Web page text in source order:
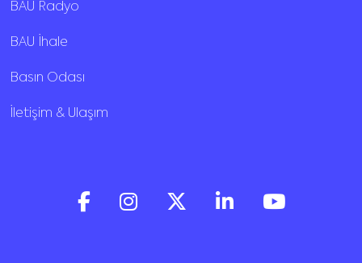
BAU Radyo
BAU İhale
Basın Odası
İletişim & Ulaşım